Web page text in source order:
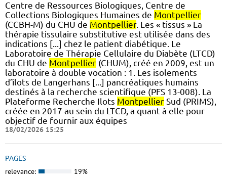
Centre de Ressources Biologiques, Centre de
Collections Biologiques Humaines de Montpellier
(CCBH-M) du CHU de Montpellier. Les « tissus » La
thérapie tissulaire substitutive est utilisée dans des
indications [...] chez le patient diabétique. Le
Laboratoire de Thérapie Cellulaire du Diabète (LTCD)
du CHU de Montpellier (CHUM), créé en 2009, est un
laboratoire à double vocation : 1. Les isolements
d’îlots de Langerhans [...] pancréatiques humains
destinés à la recherche scientifique (PFS 13-008). La
Plateforme Recherche Ilots Montpellier Sud (PRIMS),
créée en 2017 au sein du LTCD, a quant à elle pour
objectif de fournir aux équipes
18/02/2026 15:25
PAGES
relevance: 19%